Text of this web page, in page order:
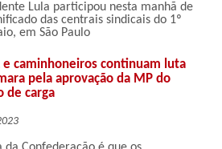
Lula participou nesta manhã de
das centrais sindicais do 1º
em São Paulo
e caminhoneiros continuam luta
pela aprovação da MP do
de carga